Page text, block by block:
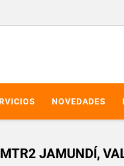
NOVEDADES
JAMUNDÍ,